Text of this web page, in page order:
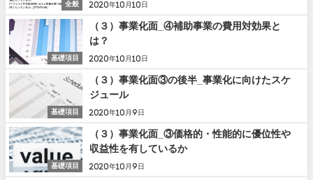
全般 2020年10月10日
基礎項目
（３）事業化面_④補助事業の費用対効果と
は？
2020年10月10日
基礎項目
（３）事業化面③の後半_事業化に向けたスケ
ジュール
2020年10月9日
基礎項目
（３）事業化面_③価格的・性能的に優位性や
収益性を有しているか
2020年10月9日